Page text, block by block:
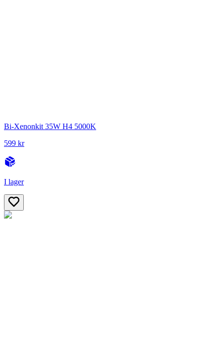
Bi-Xenonkit 35W H4 5000K
599 kr
I lager